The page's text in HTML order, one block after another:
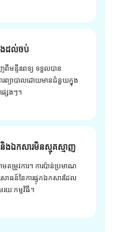
ងដល់ចប់
មន្ទីរពេទ្យ ទទួលបាន
រព្យាបាលដោយមានជំនួយក្នុង
សេងៗ។
ងឯកសារមិនស្មុគស្មាញ
តម្រូវការ។ ការប៉ាន់ប្រមាណ
ន៍នៃការផ្ទុកឯកសារដែល
យៈកម្មវិធី។